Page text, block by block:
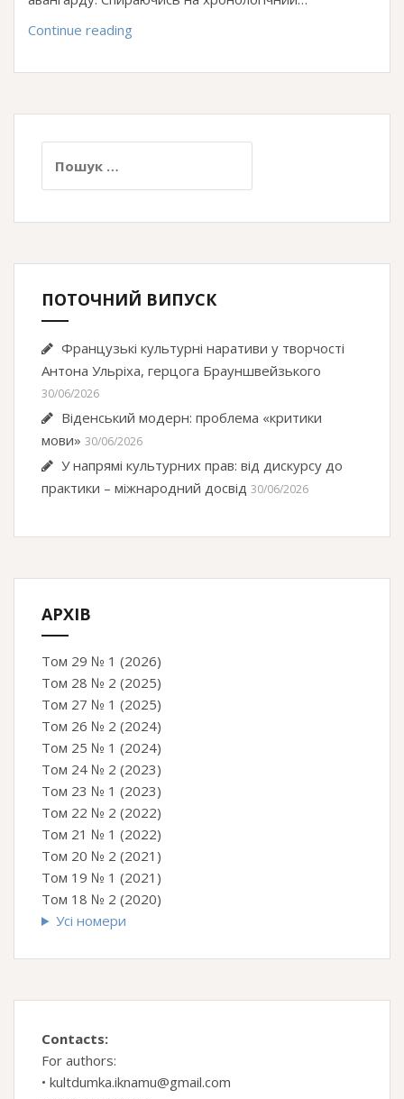
Continue reading
динаміці
європейського
авангардизму
ПОТОЧНИЙ ВИПУСК
Французькі культурні наративи у творчості
Антона Ульріха, герцога Брауншвейзького
30/06/2026
Віденський модерн: проблема «критики
мови» 30/06/2026
У напрямі культурних прав: від дискурсу до
практики – міжнародний досвід 30/06/2026
АРХІВ
Том 29 № 1 (2026)
Том 28 № 2 (2025)
Том 27 № 1 (2025)
Том 26 № 2 (2024)
Том 25 № 1 (2024)
Том 24 № 2 (2023)
Том 23 № 1 (2023)
Том 22 № 2 (2022)
Том 21 № 1 (2022)
Том 20 № 2 (2021)
Том 19 № 1 (2021)
Том 18 № 2 (2020)
Усі номери
Contacts:
For authors:
• kultdumka.iknamu@gmail.com